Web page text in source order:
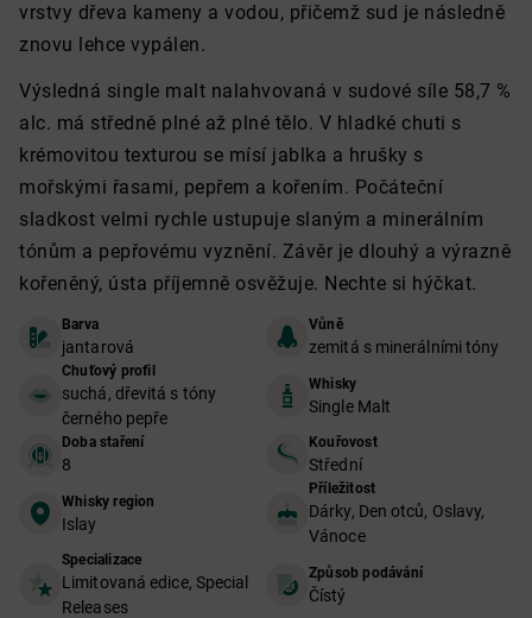
vrstvy dřeva kameny a vodou, přičemž sud je následně
znovu lehce vypálen.
Výsledná single malt nalahvovaná v sudové síle 58,7 %
alc. má středně plné až plné tělo. V hladké chuti s
krémovitou texturou se mísí jablka a hrušky s
mořskými řasami, pepřem a kořením. Počáteční
sladkost velmi rychle ustupuje slaným a minerálním
tónům a pepřovému vyznění. Závěr je dlouhý a výrazně
kořeněný, ústa příjemně osvěžuje. Nechte si hýčkat.
Barva
jantarová
Vůně
zemitá s minerálními tóny
Chuťový profil
suchá, dřevitá s tóny
černého pepře
Whisky
Single Malt
Doba staření
8
Kouřovost
Střední
Whisky region
Islay
Příležitost
Dárky, Den otců, Oslavy,
Vánoce
Specializace
Limitovaná edice, Special
Releases
Způsob podávání
Čístý